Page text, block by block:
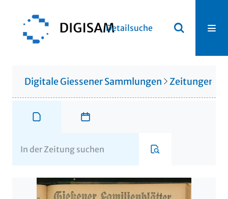
Detailsuche
Digitale Giessener Sammlungen Zeitungen